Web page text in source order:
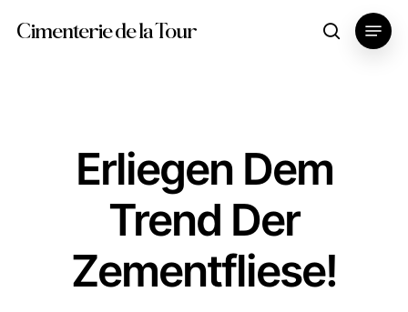
Cimenterie de la Tour search
Menu
Erliegen Dem
Trend Der
Zementfliese!